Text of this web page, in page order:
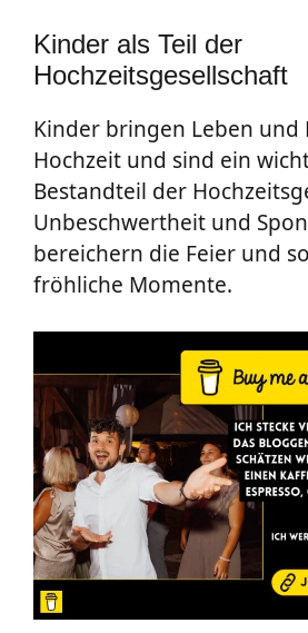
Kinder als Teil der
Hochzeitsgesellschaft
Kinder bringen Leben und
Hochzeit und sind ein
Bestandteil der
Unbeschwertheit und
bereichern die Feier und
fröhliche Momente.